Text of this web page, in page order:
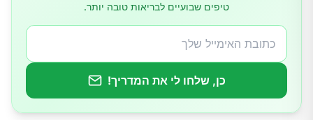
טיפים להצלחה עם ארוחות ערב קלות
טיפים שבועיים לבריאות טובה יותר.
כן, שלחו לי את המדריך!